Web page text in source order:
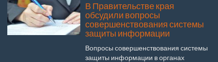
В Правительстве края
обсудили вопросы
совершенствования системы
защиты информации
Вопросы совершенствования системы
защиты информации в органах